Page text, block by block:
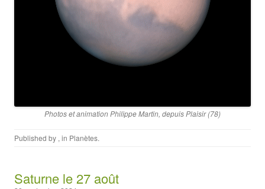
Photos et animation Philippe Martin, depuis Plaisir (78)
Published by , in Planètes.
Saturne le 27 août